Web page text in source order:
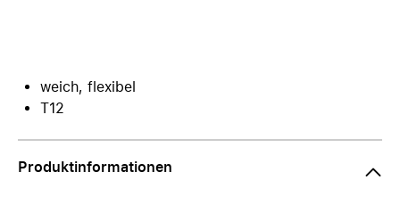
weich, flexibel
T12
Produktinformationen